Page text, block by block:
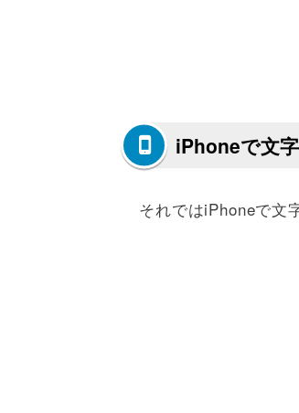
iPhoneで文
それではiPhoneで文